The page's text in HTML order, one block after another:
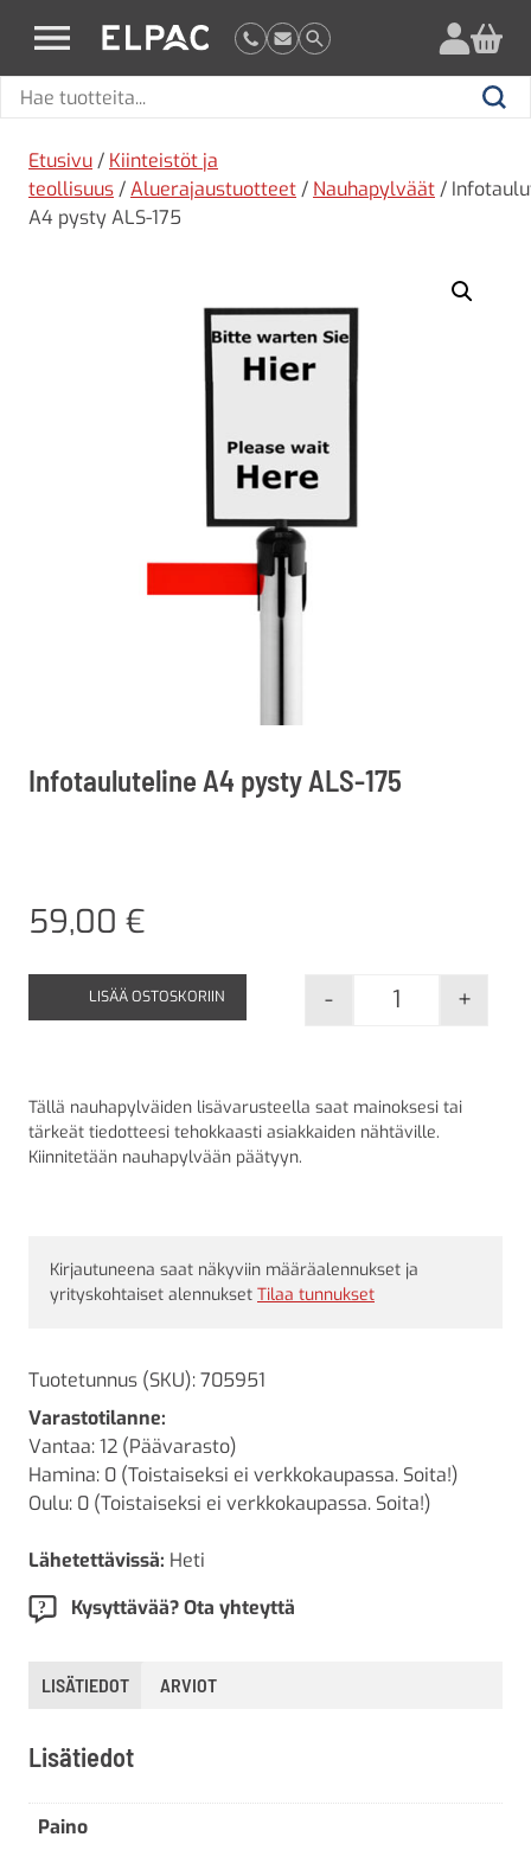
elpac.fi
Hae
Hae
Etusivu / Kiinteistöt ja
teollisuus /Aluerajaustuotteet / Nauhapylväät /
A4 pysty ALS-175
Infotauluteline A4 pysty ALS-175
59,00 €
Infotauluteline
- +
LISÄÄ OSTOSKORIIN
Tällä nauhapylväiden lisävarusteella saat mainoksesi tai
tärkeät tiedotteesi tehokkaasti asiakkaiden nähtäville.
Kiinnitetään nauhapylvään päätyyn.
Kirjautuneena saat näkyviin määräalennukset ja
yrityskohtaiset alennukset Tilaa tunnukset
Tuotetunnus (SKU):705951
Varastotilanne:
Vantaa: 12 (Päävarasto)
Hamina: 0 (Toistaiseksi ei verkkokaupassa. Soita!)
Oulu: 0 (Toistaiseksi ei verkkokaupassa. Soita!)
Lähetettävissä: Heti
Kysyttävää? Ota yhteyttä
LISÄTIEDOT ARVIOT
Lisätiedot
Paino